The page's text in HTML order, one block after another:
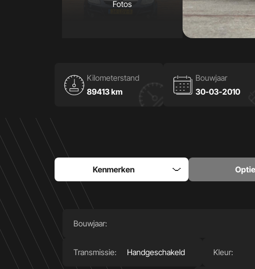
Fotos
Kilometerstand
89413 km
Bouwjaar
30-03-2010
Kenmerken
Bouwjaar:
Transmissie: Handgeschakeld Kleur: